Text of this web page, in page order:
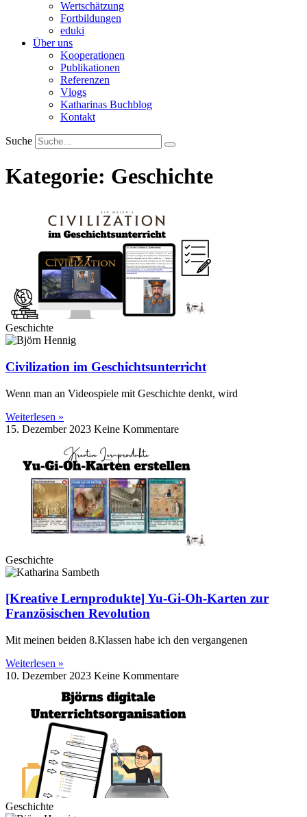
Wertschätzung
Fortbildungen
eduki
Über uns
Kooperationen
Publikationen
Referenzen
Vlogs
Katharinas Buchblog
Kontakt
Suche
Kategorie: Geschichte
Geschichte
Civilization im Geschichtsunterricht
Wenn man an Videospiele mit Geschichte denkt, wird
Weiterlesen »
15. Dezember 2023 Keine Kommentare
Geschichte
[Kreative Lernprodukte] Yu-Gi-Oh-Karten zur
Französischen Revolution
Mit meinen beiden 8.Klassen habe ich den vergangenen
Weiterlesen »
10. Dezember 2023 Keine Kommentare
Geschichte